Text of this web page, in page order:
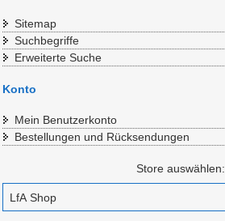
Sitemap
Suchbegriffe
Erweiterte Suche
Konto
Mein Benutzerkonto
Bestellungen und Rücksendungen
Store auswählen: